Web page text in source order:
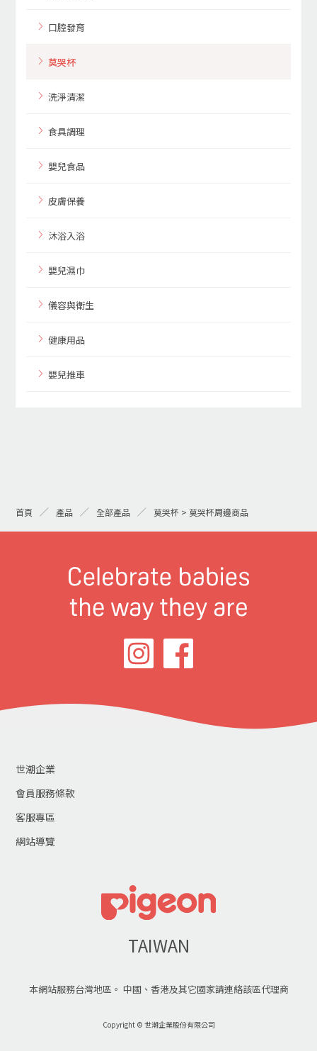
口腔發育
莫哭杯
洗淨清潔
食具調理
嬰兒食品
皮膚保養
沐浴入浴
嬰兒濕巾
儀容與衛生
健康用品
嬰兒推車
首頁 產品 全部產品 莫哭杯 > 莫哭杯周邊商品
世潮企業
會員服務條款
客服專區
網站導覽
TAIWAN
本網站服務台灣地區。 中國、香港及其它國家請連絡該區代理商
Copyright © 世潮企業股份有限公司